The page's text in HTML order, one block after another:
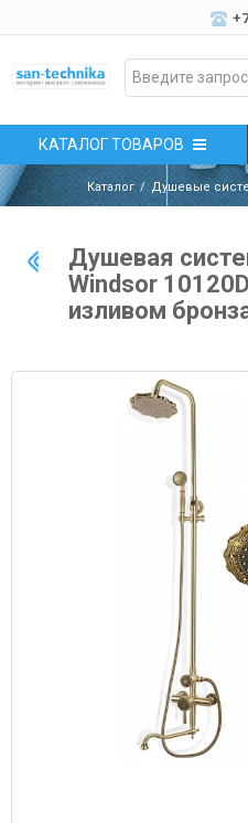
КАТАЛОГ ТОВАРОВ
Каталог Душевые
Душевая
Windsor
изливом